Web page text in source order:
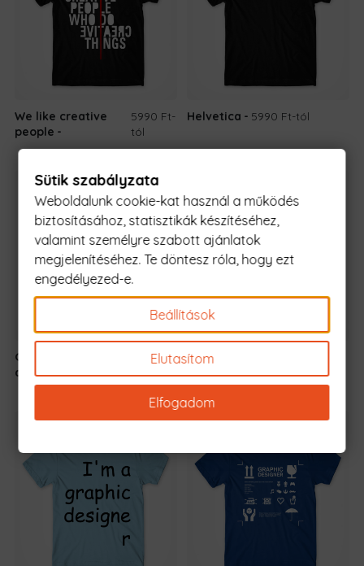
We like creative
people
5990 Ft-
tól
Helvetica 5990 Ft-tól
Graphic
designer
5990 Ft-
tól
What the
helvetica
tól
Sütik szabályzata
Weboldalunk cookie-kat használ a működés
biztosításához, statisztikák készítéséhez,
valamint személyre szabott ajánlatok
megjelenítéséhez. Te döntesz róla, hogy ezt
engedélyezed-e.
Beállítások
Elutasítom
Elfogadom